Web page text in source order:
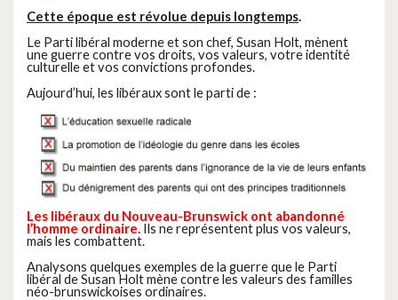
Cette époque est révolue depuis longtemps.
Le Parti libéral moderne et son chef, Susan Holt, mènent
une guerre contre vos droits, vos valeurs, votre identité
culturelle et vos convictions profondes.
Aujourd’hui, les libéraux sont le parti de :
Les libéraux du Nouveau-Brunswick ont abandonné
l’homme ordinaire. Ils ne représentent plus vos valeurs,
mais les combattent.
Analysons quelques exemples de la guerre que le Parti
libéral de Susan Holt mène contre les valeurs des familles
néo-brunswickoises ordinaires.